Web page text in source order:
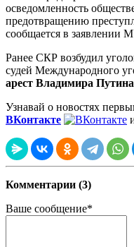
осведомленность
предотвращению
сообщается в заявлении
Ранее СКР возбудил
судей Международного
арест Владимира Путина
Узнавай о новостях
ВКонтакте
Комментарии (3)
Ваше сообщение*